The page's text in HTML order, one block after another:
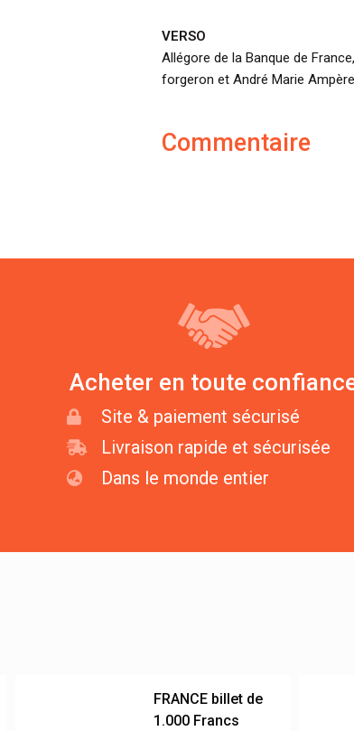
VERSO
Allégore de la Banque de
forgeron et André Marie
Commentaire
Acheter en toute
Site & paiement sécurisé
Livraison rapide et sécurisée
Dans le monde entier
FRANCE billet de
1.000 Francs